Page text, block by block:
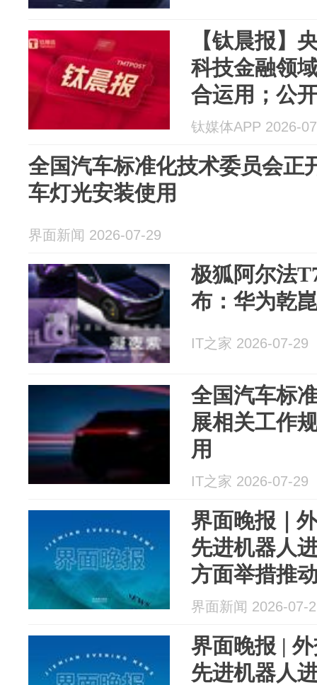
【钛晨报】
科技金融领
合运用；公
购，中际旭
钛媒体APP 2026-
全国汽车标准化技术委员会正
车灯光安装使用
界面新闻 2026-07-29
极狐阿尔法
布：华为乾
IT之家 2026-07-29
全国汽车标
展相关工作
用
IT之家 2026-07-29
界面晚报｜
先进机器人
方面举措推
界面新闻 2026-07-
界面晚报 |
先进机器人